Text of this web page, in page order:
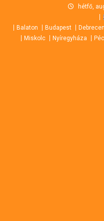
content
hétfő,
Balaton Budapest Debrecen
Miskolc
Nyíregyháza